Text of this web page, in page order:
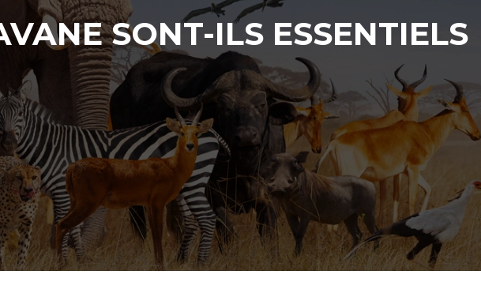
SONT-ILS ESSENTIELS